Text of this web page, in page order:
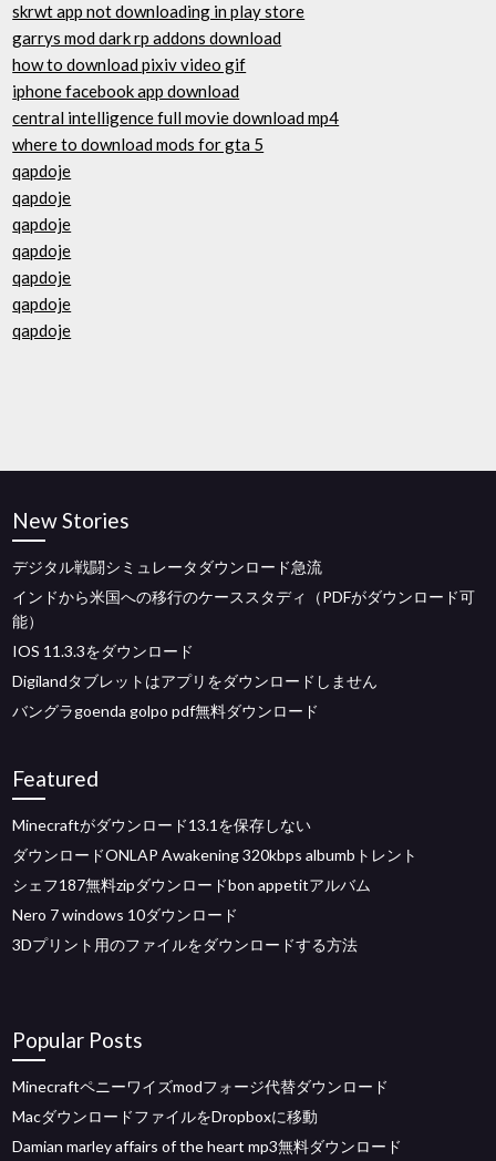
skrwt app not downloading in play store
garrys mod dark rp addons download
how to download pixiv video gif
iphone facebook app download
central intelligence full movie download mp4
where to download mods for gta 5
qapdoje
qapdoje
qapdoje
qapdoje
qapdoje
qapdoje
qapdoje
New Stories
デジタル戦闘シミュレータダウンロード急流
インドから米国への移行のケーススタディ（PDFがダウンロード可
能）
IOS 11.3.3をダウンロード
Digilandタブレットはアプリをダウンロードしません
バングラgoenda golpo pdf無料ダウンロード
Featured
Minecraftがダウンロード13.1を保存しない
ダウンロードONLAP Awakening 320kbps albumbトレント
シェフ187無料zipダウンロードbon appetitアルバム
Nero 7 windows 10ダウンロード
3Dプリント用のファイルをダウンロードする方法
Popular Posts
Minecraftペニーワイズmodフォージ代替ダウンロード
MacダウンロードファイルをDropboxに移動
Damian marley affairs of the heart mp3無料ダウンロード